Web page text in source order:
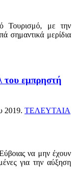
Τουρισμό, με την
σημαντικά μερίδια
του εμπρηστή
2019. ΤΕΛΕΥΤΑΙΑ
να μην έχουν
για την αύξηση